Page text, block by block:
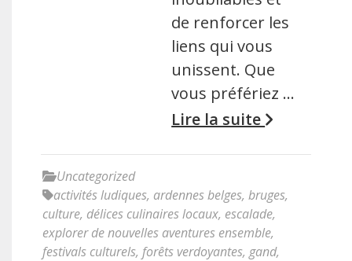
de renforcer les
liens qui vous
unissent. Que
vous préfériez …
Lire la suite
Uncategorized
activités ludiques, ardennes belges, bruges,
culture, délices culinaires locaux, escalade,
explorer de nouvelles aventures ensemble,
festivals culturels, forêts verdoyantes, gand,